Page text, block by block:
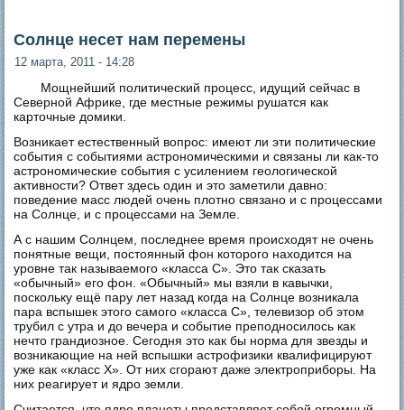
Солнце несет нам перемены
12 марта, 2011 - 14:28
Мощнейший политический процесс, идущий сейчас в
Северной Африке, где местные режимы рушатся как
карточные домики.
Возникает естественный вопрос: имеют ли эти политические
события с событиями астрономическими и связаны ли как-то
астрономические события с усилением геологической
активности? Ответ здесь один и это заметили давно:
поведение масс людей очень плотно связано и с процессами
на Солнце, и с процессами на Земле.
А с нашим Солнцем, последнее время происходят не очень
понятные вещи, постоянный фон которого находится на
уровне так называемого «класса С». Это так сказать
«обычный» его фон. «Обычный» мы взяли в кавычки,
поскольку ещё пару лет назад когда на Солнце возникала
пара вспышек этого самого «класса С», телевизор об этом
трубил с утра и до вечера и событие преподносилось как
нечто грандиозное. Сегодня это как бы норма для звезды и
возникающие на ней вспышки астрофизики квалифицируют
уже как «класс Х». От них сгорают даже электроприборы. На
них реагирует и ядро земли.